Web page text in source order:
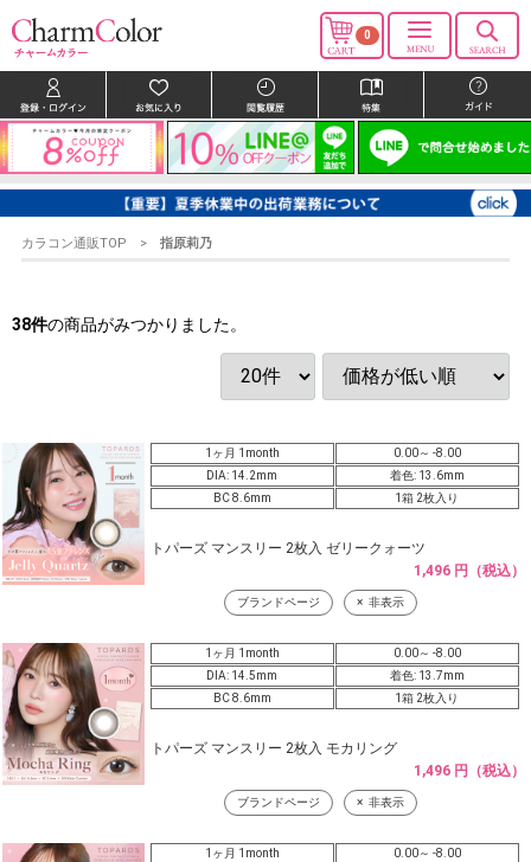
0
カラコン通販TOP 指原莉乃
38件の商品がみつかりました。
1ヶ月 1month
0.00～ -8.00
DIA: 14.2mm
着色: 13.6mm
BC 8.6mm
1箱 2枚入り
トパーズ マンスリー 2枚入 ゼリークォーツ
1,496 円（税込）
ブランドページ 非表示
1ヶ月 1month
0.00～ -8.00
DIA: 14.5mm
着色: 13.7mm
BC 8.6mm
1箱 2枚入り
トパーズ マンスリー 2枚入 モカリング
1,496 円（税込）
ブランドページ 非表示
1ヶ月 1month
0.00～ -8.00